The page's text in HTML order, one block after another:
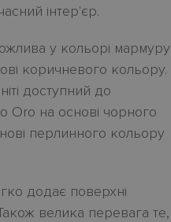
інтер'єр.
у кольорі мармуру
коричневого кольору.
доступний до
Oro на основі чорного
перлинного кольору
додає поверхні
велика перевага те,